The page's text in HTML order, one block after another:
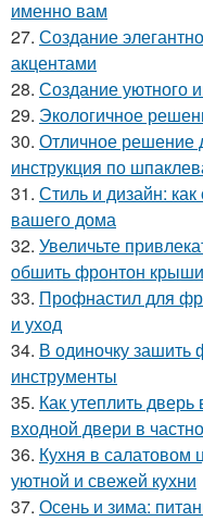
именно вам
27. Создание
акцентами
28. Создание уютного
29. Экологичное
30. Отличное решение
инструкция по
31. Стиль и дизайн:
вашего дома
32. Увеличьте
обшить фронтон крыши
33. Профнастил для
и уход
34. В одиночку
инструменты
35. Как утеплить
входной двери в
36. Кухня в салатовом
уютной и свежей кухни
37. Осень и зима: